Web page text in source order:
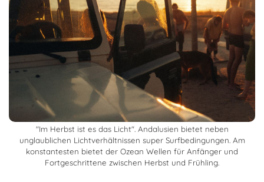
"Im Herbst ist es das Licht". Andalusien bietet neben
unglaublichen Lichtverhältnissen super Surfbedingungen. Am
konstantesten bietet der Ozean Wellen für Anfänger und
Fortgeschrittene zwischen Herbst und Frühling.